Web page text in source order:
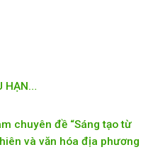
HẠN…
chuyên đề “Sáng tạo từ
và văn hóa địa phương